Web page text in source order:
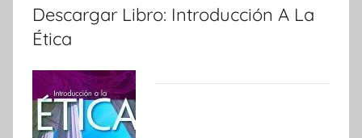
Descargar Libro: Introducción A La
Ética